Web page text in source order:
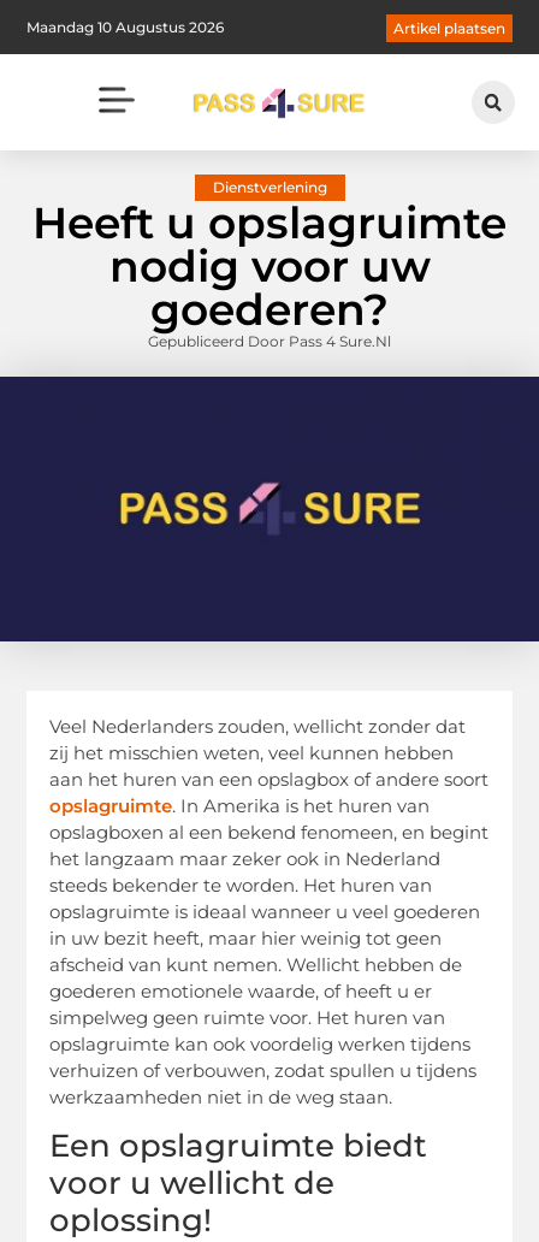
Maandag 10 Augustus 2026 Artikel plaatsen
Dienstverlening
Heeft u opslagruimte
nodig voor uw
goederen?
Gepubliceerd Door Pass 4 Sure.nl
Veel Nederlanders zouden, wellicht zonder dat
zij het misschien weten, veel kunnen hebben
aan het huren van een opslagbox of andere soort
opslagruimte. In Amerika is het huren van
opslagboxen al een bekend fenomeen, en begint
het langzaam maar zeker ook in Nederland
steeds bekender te worden. Het huren van
opslagruimte is ideaal wanneer u veel goederen
in uw bezit heeft, maar hier weinig tot geen
afscheid van kunt nemen. Wellicht hebben de
goederen emotionele waarde, of heeft u er
simpelweg geen ruimte voor. Het huren van
opslagruimte kan ook voordelig werken tijdens
verhuizen of verbouwen, zodat spullen u tijdens
werkzaamheden niet in de weg staan.
Een opslagruimte biedt
voor u wellicht de
oplossing!